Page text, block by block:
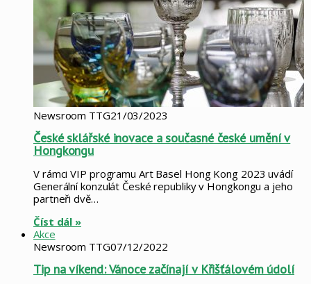
Newsroom TTG21/03/2023
České sklářské inovace a současné české umění v
Hongkongu
V rámci VIP programu Art Basel Hong Kong 2023 uvádí
Generální konzulát České republiky v Hongkongu a jeho
partneři dvě…
Číst dál »
Akce
Newsroom TTG07/12/2022
Tip na víkend: Vánoce začínají v Křišťálovém údolí